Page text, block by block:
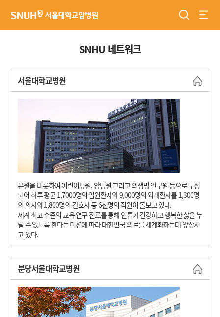
검색
SNHU 네트워크
서울대학교병원
본원을 비롯하여 어린이병원, 암병원 그리고 의생명 연구원 등으로 구성
되어 하루 평균 1,7000명의 입원환자와 9,000명의 외래환자를 1,300명
의 의사와 1,800명의 간호사 등 6천명의 직원이 돌보고 있다.
세계 최고 수준의 교육 연구 진료를 통해 인류가 건강하고 행복한 삻을 누
릴 수 있도록 한다는 미션에 따라 대한민국 의료를 세계화하는데 앞장서
고 있다.
분당서울대학교병원